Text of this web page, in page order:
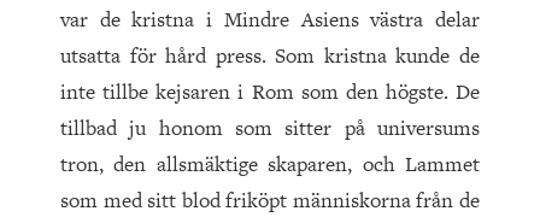
var de kristna i Mindre Asiens väst­ra delar
utsatta för hård press. Som kristna kunde de
inte tillbe kejsaren i Rom som den högste. De
tillbad ju honom som sitter på universums
tron, den allsmäktige skaparen, och Lammet
som med sitt blod friköpt människorna från de